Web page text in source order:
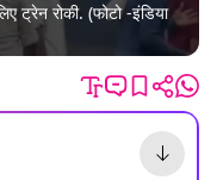
ट्रेन रोकी. (फोटो -इंडिया